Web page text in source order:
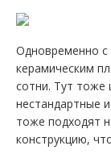
Одновременно с
керамическим
сотни. Тут тоже
нестандартные
тоже подходят
конструкцию,